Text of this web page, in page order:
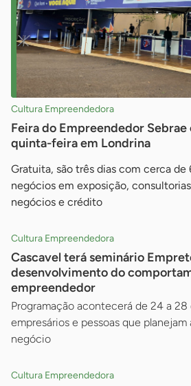
Cultura Empreendedora
Feira do Empreendedor Sebrae
quinta-feira em Londrina
Gratuita, são três dias com cerca de
negócios em exposição,
negócios e crédito
Cultura Empreendedora
Cascavel terá seminário
desenvolvimento do
empreendedor
Programação acontecerá de 24 a
empresários e pessoas que
negócio
Cultura Empreendedora